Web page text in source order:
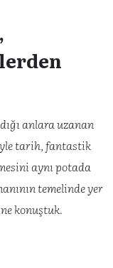
anlara uzanan
tarih, fantastik
aynı potada
temelinde yer
konuştuk.